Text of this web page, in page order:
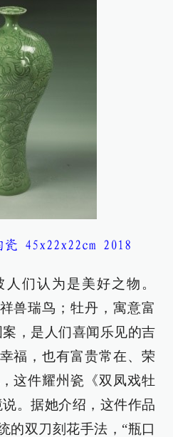
瓷 45x22x22cm 2018
们认为是美好之物。
兽瑞鸟；牡丹，寓意富
，是人们喜闻乐见的吉
福，也有富贵常在、荣
这件耀州瓷《双凤戏牡
。据她介绍，这件作品
的双刀刻花手法，“瓶口